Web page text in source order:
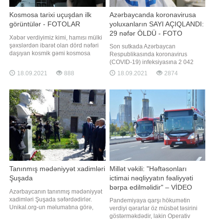
Kosmosa tarixi uçuşdan ilk
görüntülər - FOTOLAR
Xəbər verdiyimiz kimi, hamısı mülki
şəxslərdən ibarət olan dörd nəfəri
daşıyan kosmik gəmi kosmosa
ki, "SpaceX" kosmos turistlərinin ilk
görüntülərini yayımlayıb. Həmin
18.09.2021 888
Azərbaycanda koronavirusa
yoluxanların SAYI AÇIQLANDI:
29 nəfər ÖLDÜ - FOTO
Son sutkada Azərbaycan
Respublikasında koronavirus
(COVID-19) infeksiyasına 2 042
yeni yoluxma faktı qeydə alınıb, 3
224 nəfər müalicə olunaraq sağalıb.
Qərargahdan verilən məlumata
görə, COVID-19 üçün götürülən
analiz nümunələri müsbət çıxmış 29
nəfər vəfat edib. İndiyədə
18.09.2021 2874
Tanınmış mədəniyyət xadimləri
Şuşada
Azərbaycanın tanınmış mədəniyyət
xadimləri Şuşada səfərdədirlər.
Unikal.org-un məlumatına görə,
Millət vəkili: "Həftəsonları
ictimai nəqliyyatın fəaliyyəti
bərpa edilməlidir" – VİDEO
Pandemiyaya qarşı hökumətin
verdiyi qərarlar öz müsbət təsirini
göstərməkdədir, lakin Operativ